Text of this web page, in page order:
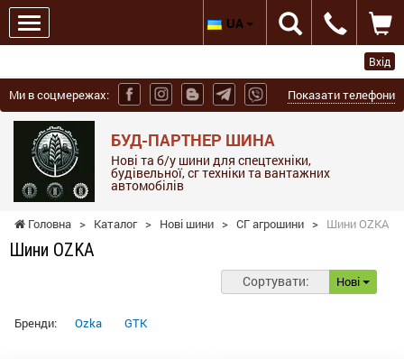
Вхід
Ми в соцмережах: Показати телефони
БУД-ПАРТНЕР ШИНА
Нові та б/у шини для спецтехніки,
будівельної, сг техніки та вантажних
автомобілів
UA
Головна > Каталог > Нові шини > СГ агрошини > Шини OZKA
Шини OZKA
Сортувати: Нові
Бренди: Ozka GTK